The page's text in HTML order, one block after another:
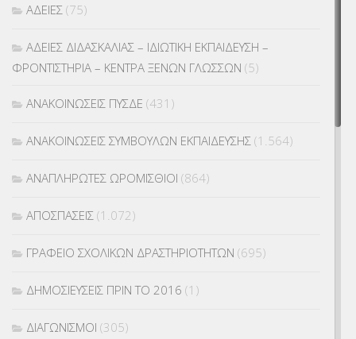
ΑΔΕΙΕΣ (75)
ΑΔΕΙΕΣ ΔΙΔΑΣΚΑΛΙΑΣ – ΙΔΙΩΤΙΚΗ ΕΚΠΑΙΔΕΥΣΗ –
ΦΡΟΝΤΙΣΤΗΡΙΑ – ΚΕΝΤΡΑ ΞΕΝΩΝ ΓΛΩΣΣΩΝ (5)
ΑΝΑΚΟΙΝΩΣΕΙΣ ΠΥΣΔΕ (431)
ΑΝΑΚΟΙΝΩΣΕΙΣ ΣΥΜΒΟΥΛΩΝ ΕΚΠΑΙΔΕΥΣΗΣ (1.564)
ΑΝΑΠΛΗΡΩΤΕΣ ΩΡΟΜΙΣΘΙΟΙ (864)
ΑΠΟΣΠΑΣΕΙΣ (1.072)
ΓΡΑΦΕΙΟ ΣΧΟΛΙΚΩΝ ΔΡΑΣΤΗΡΙΟΤΗΤΩΝ (695)
ΔΗΜΟΣΙΕΥΣΕΙΣ ΠΡΙΝ ΤΟ 2016 (1)
ΔΙΑΓΩΝΙΣΜΟΙ (305)